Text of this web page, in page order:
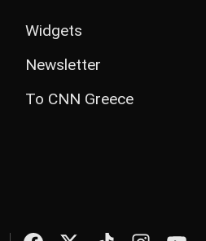
Widgets
Newsletter
Το CNN Greece